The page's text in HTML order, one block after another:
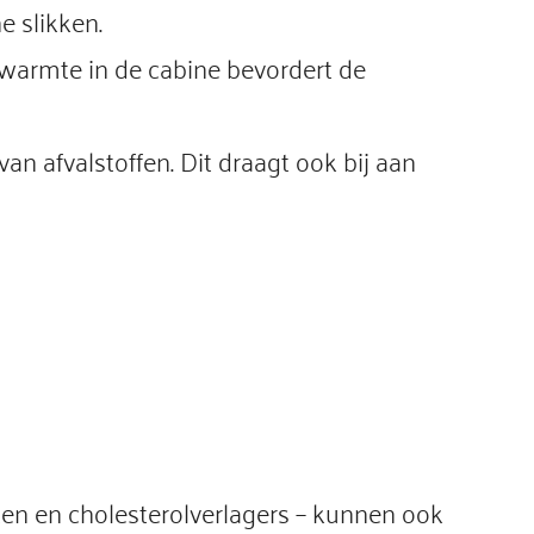
slikken.
in de cabine bevordert de
afvalstoffen. Dit draagt ook bij aan
en cholesterolverlagers – kunnen ook